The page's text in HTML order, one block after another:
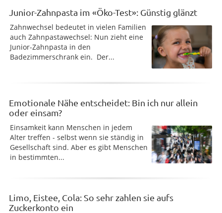
Junior-Zahnpasta im «Öko-Test»: Günstig glänzt
Zahnwechsel bedeutet in vielen Familien
auch Zahnpastawechsel: Nun zieht eine
Junior-Zahnpasta in den
Badezimmerschrank ein. Der...
Emotionale Nähe entscheidet: Bin ich nur allein
oder einsam?
Einsamkeit kann Menschen in jedem
Alter treffen - selbst wenn sie ständig in
Gesellschaft sind. Aber es gibt Menschen
in bestimmten...
Limo, Eistee, Cola: So sehr zahlen sie aufs
Zuckerkonto ein